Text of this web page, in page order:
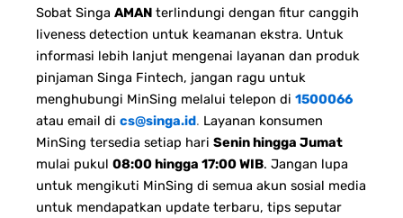
Sobat Singa AMAN terlindungi dengan fitur canggih
liveness detection untuk keamanan ekstra. Untuk
informasi lebih lanjut mengenai layanan dan produk
pinjaman Singa Fintech, jangan ragu untuk
menghubungi MinSing melalui telepon di 1500066
atau email di cs@singa.id. Layanan konsumen
MinSing tersedia setiap hari Senin hingga Jumat
mulai pukul 08:00 hingga 17:00 WIB. Jangan lupa
untuk mengikuti MinSing di semua akun sosial media
untuk mendapatkan update terbaru, tips seputar